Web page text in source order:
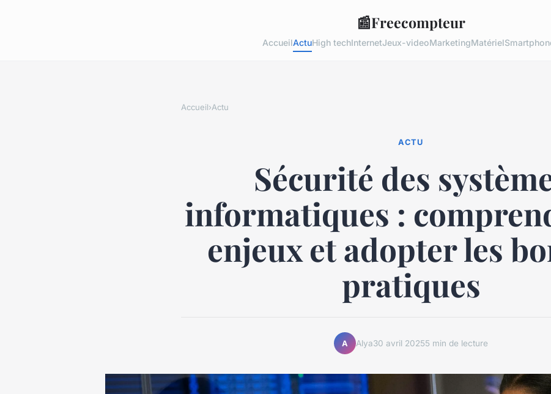
📰Freecompteur
AccueilActuHigh techInternetJeux-videoMarketingMatériel
Accueil›Actu
ACTU
Sécurité des
informatiques :
enjeux et adopter les
pratiques
A Alya30 avril 20255 min de lecture